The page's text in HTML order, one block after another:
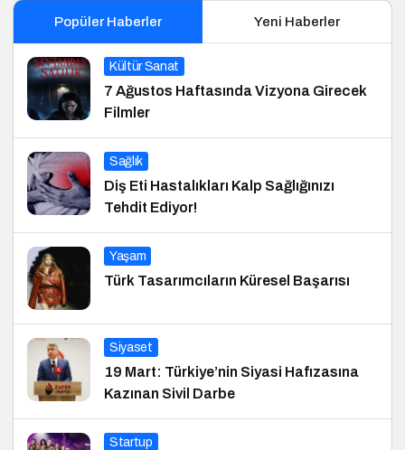
Popüler Haberler Yeni Haberler
Kültür Sanat
7 Ağustos Haftasında Vizyona Girecek
Filmler
Sağlık
Diş Eti Hastalıkları Kalp Sağlığınızı
Tehdit Ediyor!
Yaşam
Türk Tasarımcıların Küresel Başarısı
Siyaset
19 Mart: Türkiye’nin Siyasi Hafızasına
Kazınan Sivil Darbe
Startup